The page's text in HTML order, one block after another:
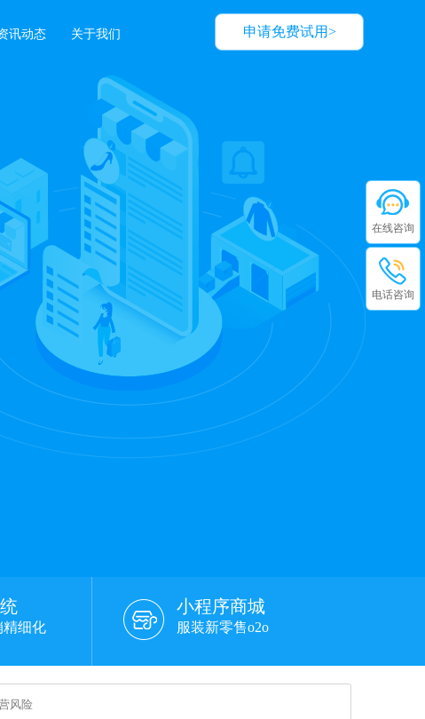
申请免费试用>
讯动态 关于我们
精细化
小程序商城
服装新零售o2o
风险
在线咨询
电话咨询